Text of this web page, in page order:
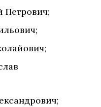
Петрович;